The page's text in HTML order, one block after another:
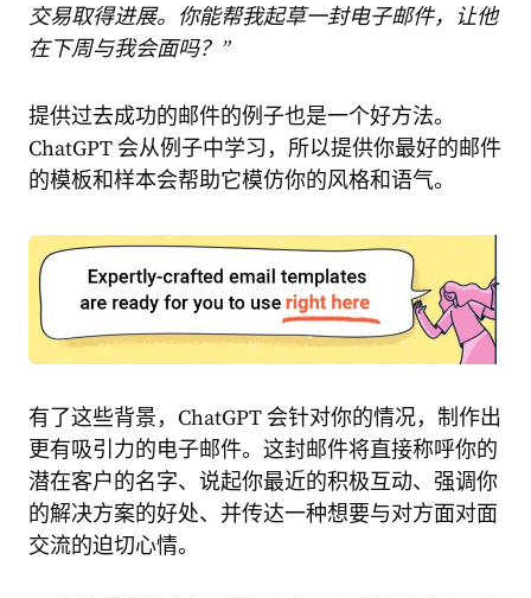
交易取得进展。你能帮我起草一封电子邮件，让他
在下周与我会面吗？”
提供过去成功的邮件的例子也是一个好方法。
ChatGPT 会从例子中学习，所以提供你最好的邮件
的模板和样本会帮助它模仿你的风格和语气。
有了这些背景，ChatGPT 会针对你的情况，制作出
更有吸引力的电子邮件。这封邮件将直接称呼你的
潜在客户的名字、说起你最近的积极互动、强调你
的解决方案的好处、并传达一种想要与对方面对面
交流的迫切心情。